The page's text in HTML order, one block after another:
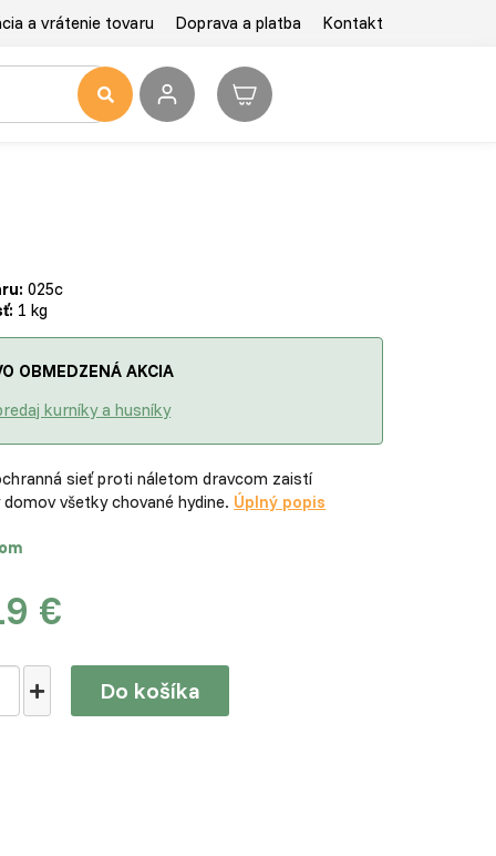
a vrátenie tovaru Doprava a platba Kontakt
025c
1 kg
OBMEDZENÁ AKCIA
kurníky a husníky
sieť proti náletom dravcom zaistí
všetky chované hydine. Úplný popis
€
Do košíka